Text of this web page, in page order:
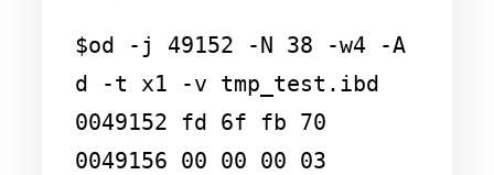
$od -j 49152 -N 38 -w4 -A
d -t x1 -v tmp_test.ibd
0049152 fd 6f fb 70
0049156 00 00 00 03